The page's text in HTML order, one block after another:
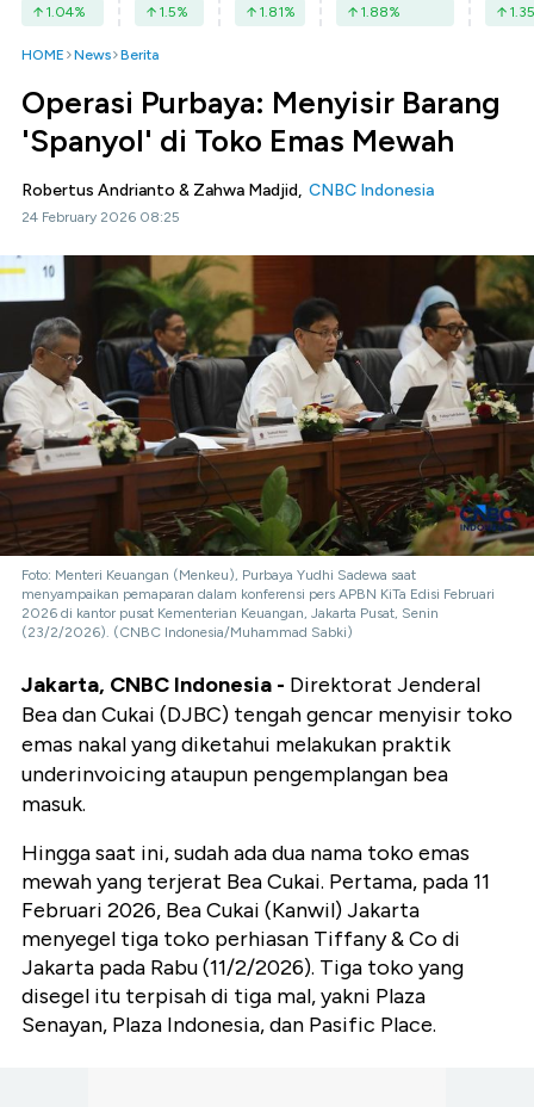
1.04% 1.5% 1.81% 1.88% 1.35
HOME News Berita
Operasi Purbaya: Menyisir Barang
'Spanyol' di Toko Emas Mewah
Robertus Andrianto & Zahwa Madjid, CNBC Indonesia
24 February 2026 08:25
Foto: Menteri Keuangan (Menkeu), Purbaya Yudhi Sadewa saat
menyampaikan pemaparan dalam konferensi pers APBN KiTa Edisi Februari
2026 di kantor pusat Kementerian Keuangan, Jakarta Pusat, Senin
(23/2/2026). (CNBC Indonesia/Muhammad Sabki)
Jakarta, CNBC Indonesia - Direktorat Jenderal
Bea dan Cukai (DJBC) tengah gencar menyisir toko
emas nakal yang diketahui melakukan praktik
underinvoicing ataupun pengemplangan bea
masuk.
Hingga saat ini, sudah ada dua nama toko emas
mewah yang terjerat Bea Cukai. Pertama, pada 11
Februari 2026, Bea Cukai (Kanwil) Jakarta
menyegel tiga toko perhiasan Tiffany & Co di
Jakarta pada Rabu (11/2/2026). Tiga toko yang
disegel itu terpisah di tiga mal, yakni Plaza
Senayan, Plaza Indonesia, dan Pasific Place.